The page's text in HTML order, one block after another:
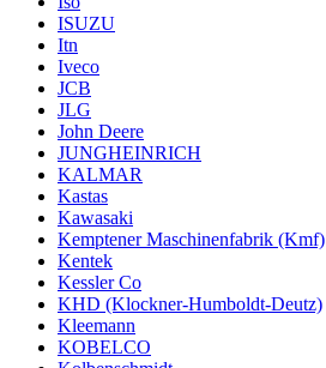
ISUZU
Itn
Iveco
JCB
JLG
John Deere
JUNGHEINRICH
KALMAR
Kastas
Kawasaki
Kemptener Maschinenfabrik (Kmf)
Kentek
Kessler Co
KHD (Klockner-Humboldt-Deutz)
Kleemann
KOBELCO